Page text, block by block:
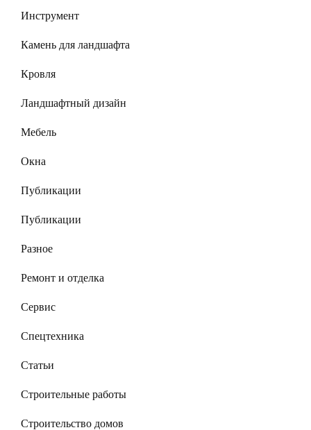
Инструмент
Камень для ландшафта
Кровля
Ландшафтный дизайн
Мебель
Окна
Публикации
Публикации
Разное
Ремонт и отделка
Сервис
Спецтехника
Статьи
Строительные работы
Строительство домов